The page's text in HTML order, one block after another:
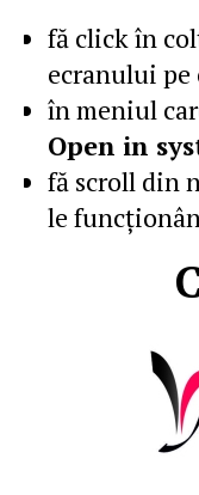
fă click în
ecranului
în meniul
Open in
fă scroll din
le